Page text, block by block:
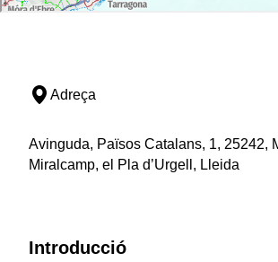
Adreça
Avinguda, Països Catalans, 1, 25242,
Miralcamp, el Pla d’Urgell, Lleida
Introducció